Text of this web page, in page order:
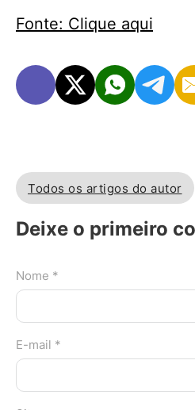
Fonte: Clique aqui
Todos os artigos do autor
Deixe o primeiro
Nome *
E-mail *